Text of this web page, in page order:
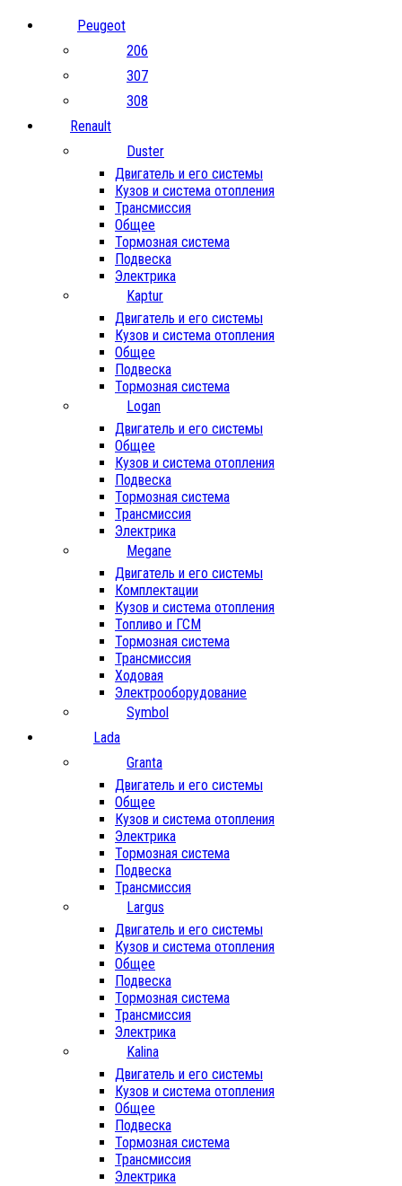
Peugeot
206
307
308
Renault
Duster
Двигатель и его системы
Кузов и система отопления
Трансмиссия
Общее
Тормозная система
Подвеска
Электрика
Kaptur
Двигатель и его системы
Кузов и система отопления
Общее
Подвеска
Тормозная система
Logan
Двигатель и его системы
Общее
Кузов и система отопления
Подвеска
Тормозная система
Трансмиссия
Электрика
Megane
Двигатель и его системы
Комплектации
Кузов и система отопления
Топливо и ГСМ
Тормозная система
Трансмиссия
Ходовая
Электрооборудование
Symbol
Lada
Granta
Двигатель и его системы
Общее
Кузов и система отопления
Электрика
Тормозная система
Подвеска
Трансмиссия
Largus
Двигатель и его системы
Кузов и система отопления
Общее
Подвеска
Тормозная система
Трансмиссия
Электрика
Kalina
Двигатель и его системы
Кузов и система отопления
Общее
Подвеска
Тормозная система
Трансмиссия
Электрика